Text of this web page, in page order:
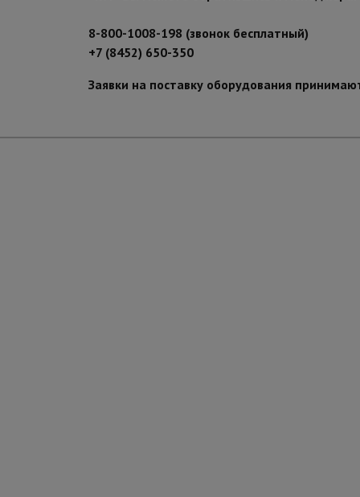
8-800-1008-198 (звонок бесплатный)
+7 (8452) 650-350
Заявки на поставку оборудования